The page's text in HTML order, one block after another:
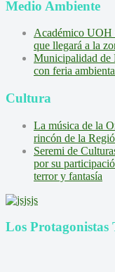
Medio Ambiente
Académico UOH
que llegará a la
Municipalidad de
con feria
Cultura
La música de la
rincón de la
Seremi de
por su
terror y fantasía
Los Protagonistas